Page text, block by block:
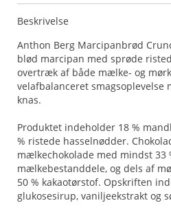
Beskrivelse
Anthon Berg Marcipanbrød
blød marcipan med sprøde
overtræk af både mælke- og
velafbalanceret smagsoplevelse
knas.
Produktet indeholder 18 %
% ristede hasselnødder.
mælkechokolade med mindst 33
mælkebestanddele, og dels af
50 % kakaotørstof. Opskriften
glukosesirup, vaniljeekstrakt og